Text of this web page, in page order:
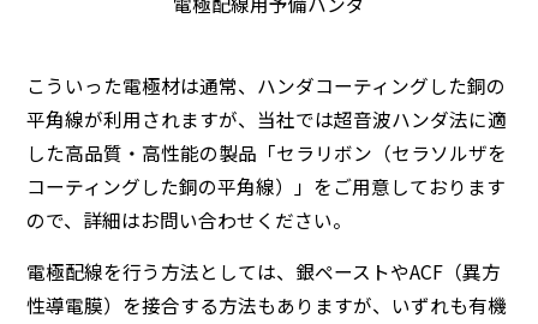
こういった電極材は通常、ハンダコーティングした銅の
平角線が利用されますが、当社では超音波ハンダ法に適
した高品質・高性能の製品「セラリボン（セラソルザを
コーティングした銅の平角線）」をご用意しております
ので、詳細はお問い合わせください。
電極配線を行う方法としては、銀ペーストやACF（異方
性導電膜）を接合する方法もありますが、いずれも有機